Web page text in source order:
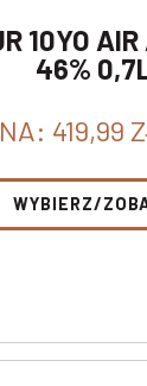
10YO
46%
419,99
WYBIERZ/